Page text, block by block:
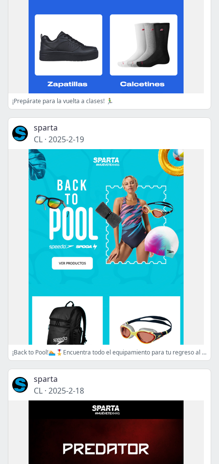
¡Prepárate para la vuelta a clases! 🏃‍♂️
sparta
CL · 2025-2-19
¡Back to Pool!🏊🏼🎖Encuentra todo el equipamiento para tu regreso al agua
sparta
CL · 2025-2-18